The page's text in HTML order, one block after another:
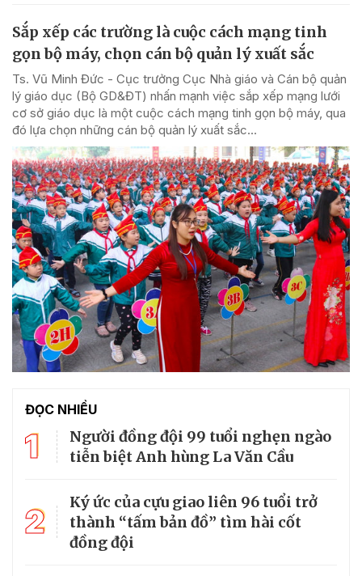
Sắp xếp các trường là cuộc cách mạng tinh
gọn bộ máy, chọn cán bộ quản lý xuất sắc
Ts. Vũ Minh Đức - Cục trưởng Cục Nhà giáo và Cán bộ quản
lý giáo dục (Bộ GD&ĐT) nhấn mạnh việc sắp xếp mạng lưới
cơ sở giáo dục là một cuộc cách mạng tinh gọn bộ máy, qua
đó lựa chọn những cán bộ quản lý xuất sắc...
ĐỌC NHIỀU
1
Người đồng đội 99 tuổi nghẹn ngào
tiễn biệt Anh hùng La Văn Cầu
2
Ký ức của cựu giao liên 96 tuổi trở
thành “tấm bản đồ” tìm hài cốt
đồng đội